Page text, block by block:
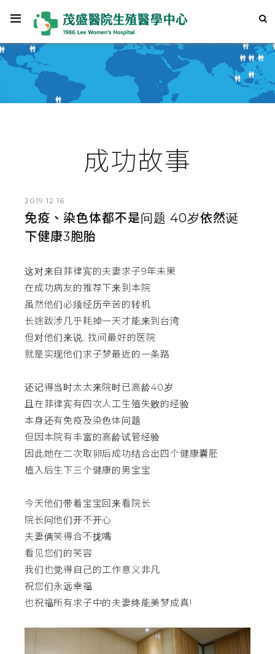
成功故事
2019.12.16
免疫、染色体都不是问题 40岁依然诞
下健康3胞胎
这对来自菲律宾的夫妻求子9年未果
在成功病友的推荐下来到本院
虽然他们必须经历辛苦的转机
长途跋涉几乎耗掉一天才能来到台湾
但对他们来说, 找间最好的医院
就是实现他们求子梦最近的一条路
还记得当时太太来院时已高龄40岁
且在菲律宾有四次人工生殖失败的经验
本身还有免疫及染色体问题
但因本院有丰富的高龄试管经验
因此她在二次取卵后成功结合出四个健康囊胚
植入后生下三个健康的男宝宝
今天他们带着宝宝回来看院长
院长问他们开不开心
夫妻俩笑得合不拢嘴
看见您们的笑容
我们也觉得自己的工作意义非凡
祝您们永远幸福
也祝福所有求子中的夫妻终能美梦成真!